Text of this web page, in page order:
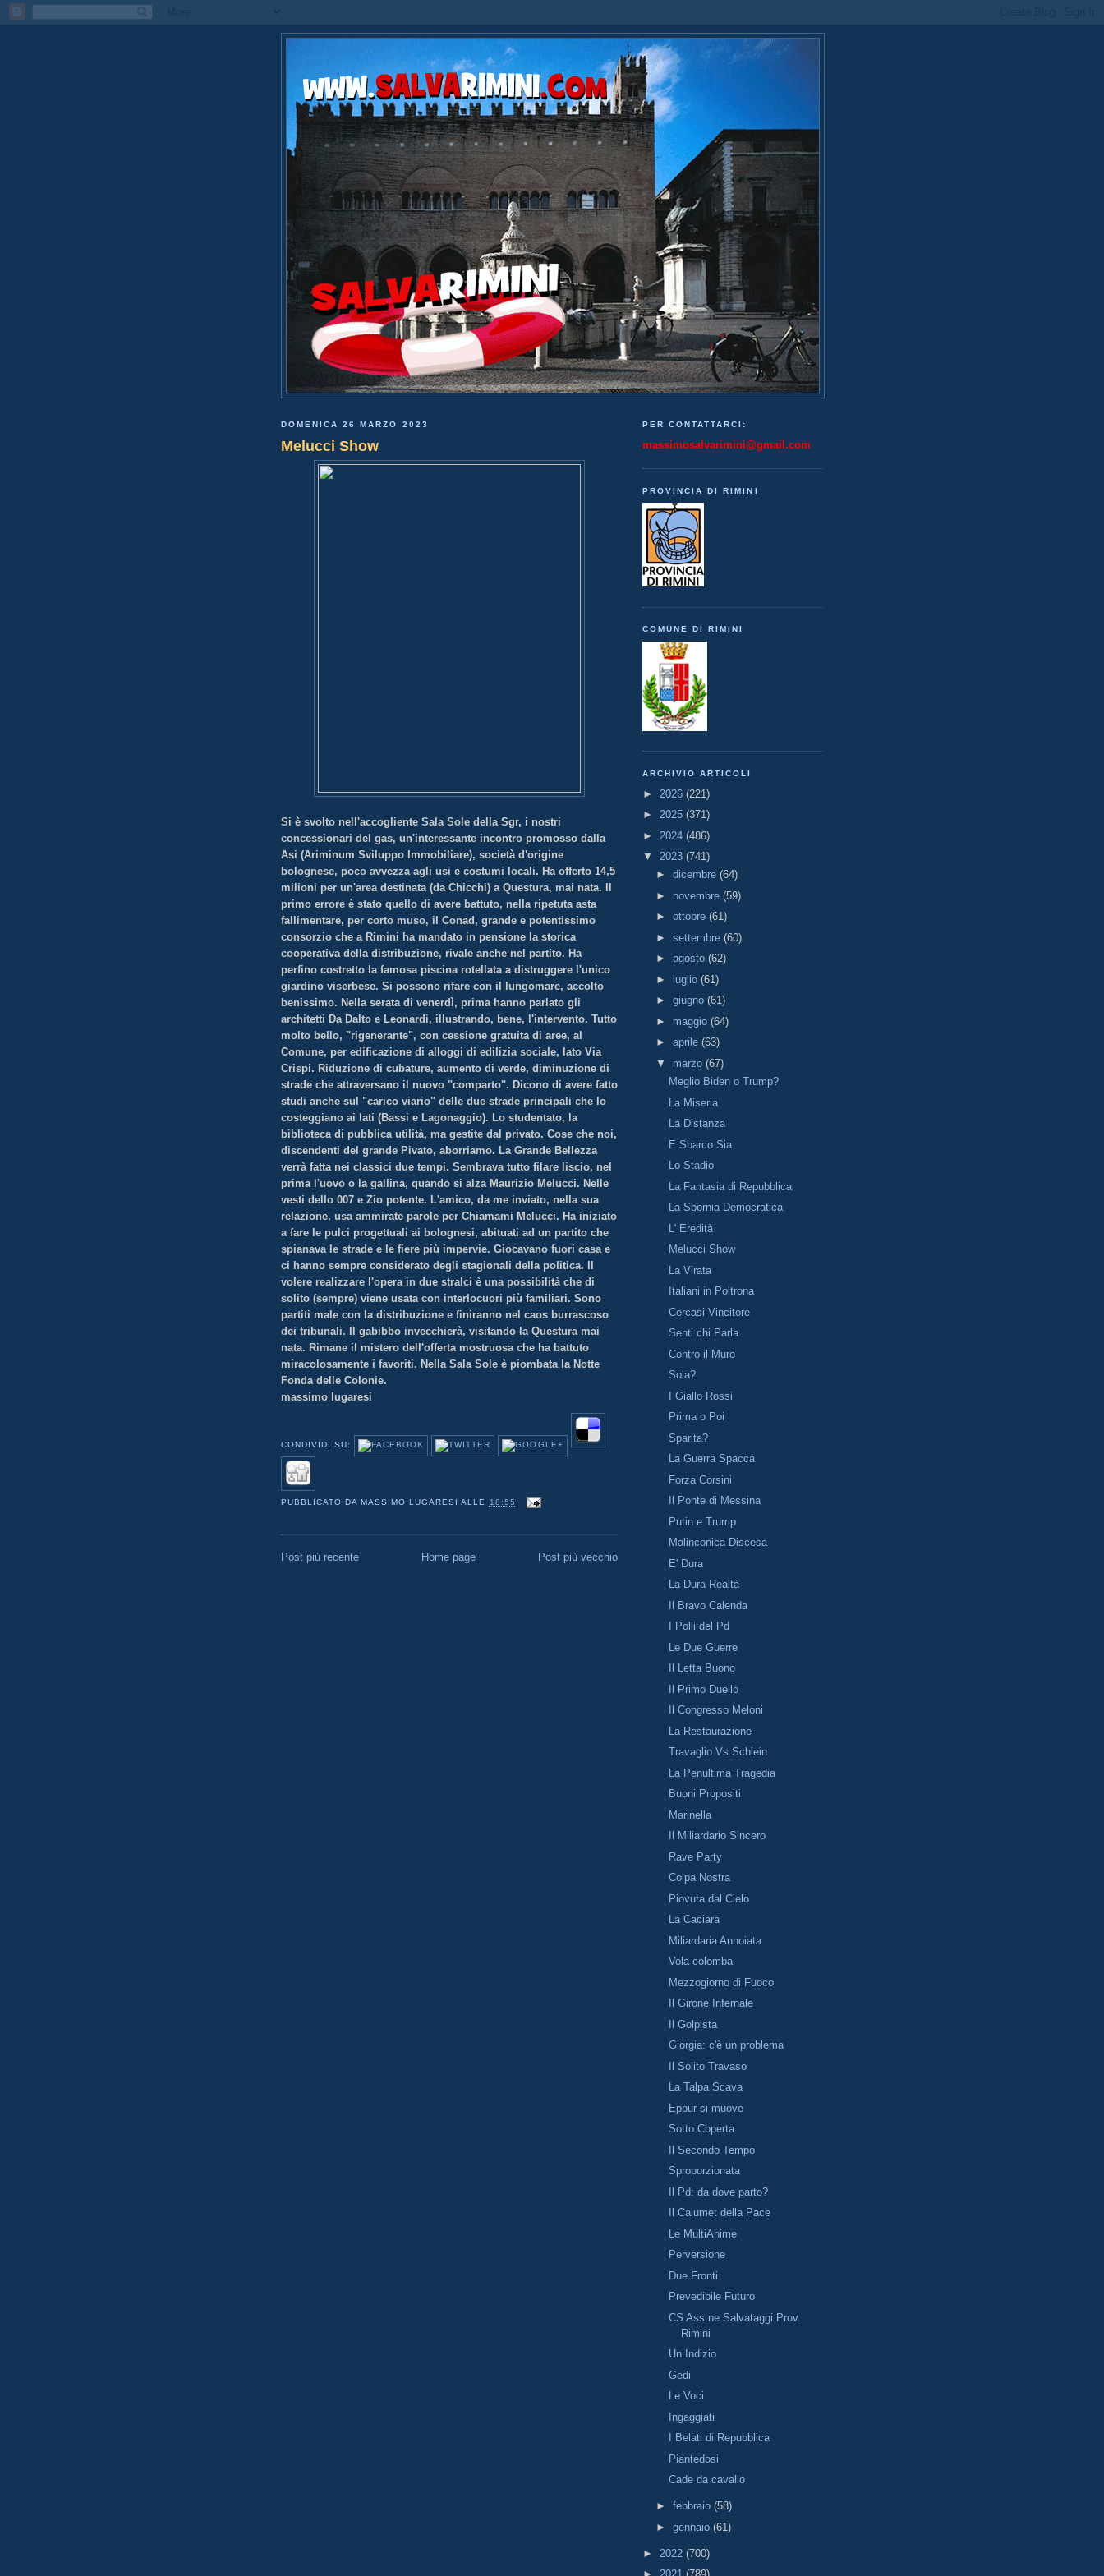
DOMENICA 26 MARZO 2023
Melucci Show
Si è svolto nell'accogliente Sala Sole della Sgr, i nostri
concessionari del gas, un'interessante incontro promosso dalla
Asi (Ariminum Sviluppo Immobiliare), società d'origine
bolognese, poco avvezza agli usi e costumi locali. Ha offerto 14,5
milioni per un'area destinata (da Chicchi) a Questura, mai nata. Il
primo errore è stato quello di avere battuto, nella ripetuta asta
fallimentare, per corto muso, il Conad, grande e potentissimo
consorzio che a Rimini ha mandato in pensione la storica
cooperativa della distribuzione, rivale anche nel partito. Ha
perfino costretto la famosa piscina rotellata a distruggere l'unico
giardino viserbese. Si possono rifare con il lungomare, accolto
benissimo. Nella serata di venerdì, prima hanno parlato gli
architetti Da Dalto e Leonardi, illustrando, bene, l'intervento. Tutto
molto bello, "rigenerante", con cessione gratuita di aree, al
Comune, per edificazione di alloggi di edilizia sociale, lato Via
Crispi. Riduzione di cubature, aumento di verde, diminuzione di
strade che attraversano il nuovo "comparto". Dicono di avere fatto
studi anche sul "carico viario" delle due strade principali che lo
costeggiano ai lati (Bassi e Lagonaggio). Lo studentato, la
biblioteca di pubblica utilità, ma gestite dal privato. Cose che noi,
discendenti del grande Pivato, aborriamo. La Grande Bellezza
verrà fatta nei classici due tempi. Sembrava tutto filare liscio, nel
prima l'uovo o la gallina, quando si alza Maurizio Melucci. Nelle
vesti dello 007 e Zio potente. L'amico, da me inviato, nella sua
relazione, usa ammirate parole per Chiamami Melucci. Ha iniziato
a fare le pulci progettuali ai bolognesi, abituati ad un partito che
spianava le strade e le fiere più impervie. Giocavano fuori casa e
ci hanno sempre considerato degli stagionali della politica. Il
volere realizzare l'opera in due stralci è una possibilità che di
solito (sempre) viene usata con interlocuori più familiari. Sono
partiti male con la distribuzione e finiranno nel caos burrascoso
dei tribunali. Il gabibbo invecchierà, visitando la Questura mai
nata. Rimane il mistero dell'offerta mostruosa che ha battuto
miracolosamente i favoriti. Nella Sala Sole è piombata la Notte
Fonda delle Colonie.
massimo lugaresi
CONDIVIDI SU:
PUBBLICATO DA MASSIMO LUGARESI ALLE 18:55
Post più recente Post più vecchio
Home page
PER CONTATTARCI:
massimosalvarimini@gmail.com
PROVINCIA DI RIMINI
COMUNE DI RIMINI
ARCHIVIO ARTICOLI
► 2026 (221)
► 2025 (371)
► 2024 (486)
▼ 2023 (741)
► dicembre (64)
► novembre (59)
► ottobre (61)
► settembre (60)
► agosto (62)
►
luglio (61)
► giugno (61)
► maggio (64)
► aprile (63)
▼ marzo (67)
Meglio Biden o Trump?
La Miseria
La Distanza
E Sbarco Sia
Lo Stadio
La Fantasia di Repubblica
La Sbornia Democratica
L' Eredità
Melucci Show
La Virata
Italiani in Poltrona
Cercasi Vincitore
Senti chi Parla
Contro il Muro
Sola?
I Giallo Rossi
Prima o Poi
Sparita?
La Guerra Spacca
Forza Corsini
Il Ponte di Messina
Putin e Trump
Malinconica Discesa
E' Dura
La Dura Realtà
Il Bravo Calenda
I Polli del Pd
Le Due Guerre
Il Letta Buono
Il Primo Duello
Il Congresso Meloni
La Restaurazione
Travaglio Vs Schlein
La Penultima Tragedia
Buoni Propositi
Marinella
Il Miliardario Sincero
Rave Party
Colpa Nostra
Piovuta dal Cielo
La Caciara
Miliardaria Annoiata
Vola colomba
Mezzogiorno di Fuoco
Il Girone Infernale
Il Golpista
Giorgia: c'è un problema
Il Solito Travaso
La Talpa Scava
Eppur si muove
Sotto Coperta
Il Secondo Tempo
Sproporzionata
Il Pd: da dove parto?
Il Calumet della Pace
Le MultiAnime
Perversione
Due Fronti
Prevedibile Futuro
CS Ass.ne Salvataggi Prov.
Rimini
Un Indizio
Gedi
Le Voci
Ingaggiati
I Belati di Repubblica
Piantedosi
Cade da cavallo
► febbraio (58)
► gennaio (61)
► 2022 (700)